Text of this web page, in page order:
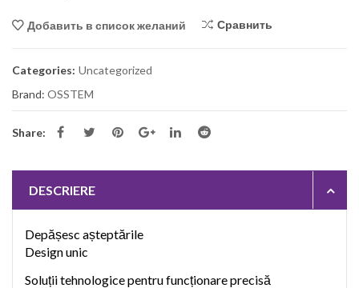
Добавить в список желаний Сравнить
Categories: Uncategorized
Brand: OSSTEM
Share:
DESCRIERE
Depășesc așteptările
Design unic
Soluții tehnologice pentru funcționare precisă